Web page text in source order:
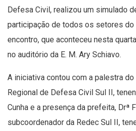
Defesa Civil, realizou um simulado
participação de todos os setores do
encontro, que aconteceu nesta
no auditório da E. M. Ary Schiavo.
A iniciativa contou com a palestra
Regional de Defesa Civil Sul II,
Cunha e a presença da prefeita, Drª
subcoordenador da Redec Sul II,